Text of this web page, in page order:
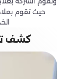
حيث تقوم
كشف